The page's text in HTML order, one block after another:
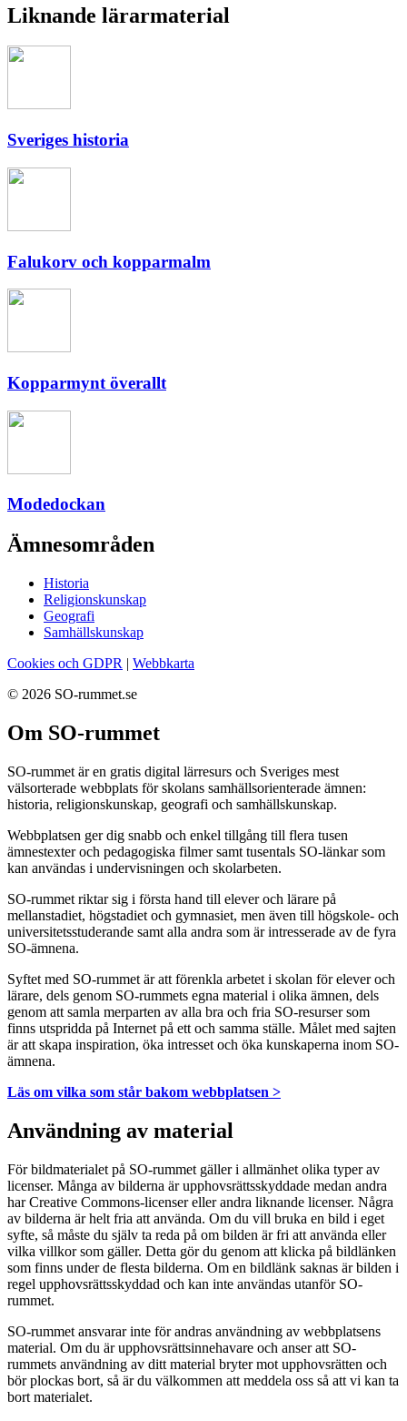
Liknande lärarmaterial
Sveriges historia
Falukorv och kopparmalm
Kopparmynt överallt
Modedockan
Ämnesområden
Historia
Religionskunskap
Geografi
Samhällskunskap
Cookies och GDPR | Webbkarta
© 2026 SO-rummet.se
Om SO-rummet
SO-rummet är en gratis digital lärresurs och Sveriges mest
välsorterade webbplats för skolans samhällsorienterade ämnen:
historia, religionskunskap, geografi och samhällskunskap.
Webbplatsen ger dig snabb och enkel tillgång till flera tusen
ämnestexter och pedagogiska filmer samt tusentals SO-länkar som
kan användas i undervisningen och skolarbeten.
SO-rummet riktar sig i första hand till elever och lärare på
mellanstadiet, högstadiet och gymnasiet, men även till högskole- och
universitetsstuderande samt alla andra som är intresserade av de fyra
SO-ämnena.
Syftet med SO-rummet är att förenkla arbetet i skolan för elever och
lärare, dels genom SO-rummets egna material i olika ämnen, dels
genom att samla merparten av alla bra och fria SO-resurser som
finns utspridda på Internet på ett och samma ställe. Målet med sajten
är att skapa inspiration, öka intresset och öka kunskaperna inom SO-
ämnena.
Läs om vilka som står bakom webbplatsen >
Användning av material
För bildmaterialet på SO-rummet gäller i allmänhet olika typer av
licenser. Många av bilderna är upphovsrättsskyddade medan andra
har Creative Commons-licenser eller andra liknande licenser. Några
av bilderna är helt fria att använda. Om du vill bruka en bild i eget
syfte, så måste du själv ta reda på om bilden är fri att använda eller
vilka villkor som gäller. Detta gör du genom att klicka på bildlänken
som finns under de flesta bilderna. Om en bildlänk saknas är bilden i
regel upphovsrättsskyddad och kan inte användas utanför SO-
rummet.
SO-rummet ansvarar inte för andras användning av webbplatsens
material. Om du är upphovsrättsinnehavare och anser att SO-
rummets användning av ditt material bryter mot upphovsrätten och
bör plockas bort, så är du välkommen att meddela oss så att vi kan ta
bort materialet.